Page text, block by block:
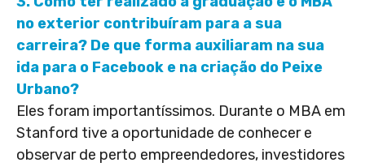
no exterior contribuíram para a sua
carreira? De que forma auxiliaram na sua
ida para o Facebook e na criação do Peixe
Urbano?
Eles foram importantíssimos. Durante o MBA em
Stanford tive a oportunidade de conhecer e
observar de perto empreendedores, investidores